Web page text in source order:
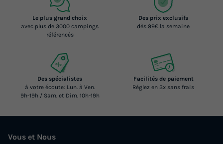
Le plus grand choix
avec plus de 3000 campings
référencés
Des prix exclusifs
dès 99€ la semaine
Des spécialistes
à votre écoute: Lun. à Ven.
9h-19h / Sam. et Dim. 10h-19h
Facilités de paiement
Réglez en 3x sans frais
Vous et Nous